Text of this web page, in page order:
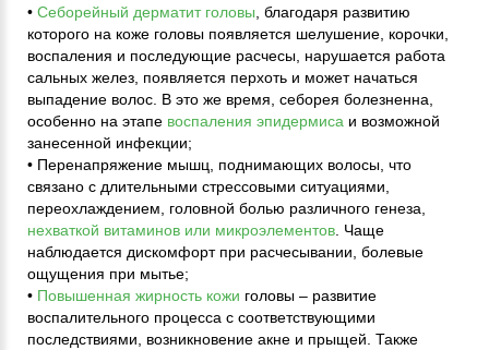
• Себорейный дерматит головы , благодаря развитию
которого на коже головы появляется шелушение, корочки,
воспаления и последующие расчесы, нарушается работа
сальных желез, появляется перхоть и может начаться
выпадение волос. В это же время, себорея болезненна,
особенно на этапе воспаления эпидермиса и возможной
занесенной инфекции;
• Перенапряжение мышц, поднимающих волосы, что
связано с длительными стрессовыми ситуациями,
переохлаждением, головной болью различного генеза,
нехваткой витаминов или микроэлементов . Чаще
наблюдается дискомфорт при расчесывании, болевые
ощущения при мытье;
• Повышенная жирность кожи головы – развитие
воспалительного процесса с соответствующими
последствиями, возникновение акне и прыщей. Также